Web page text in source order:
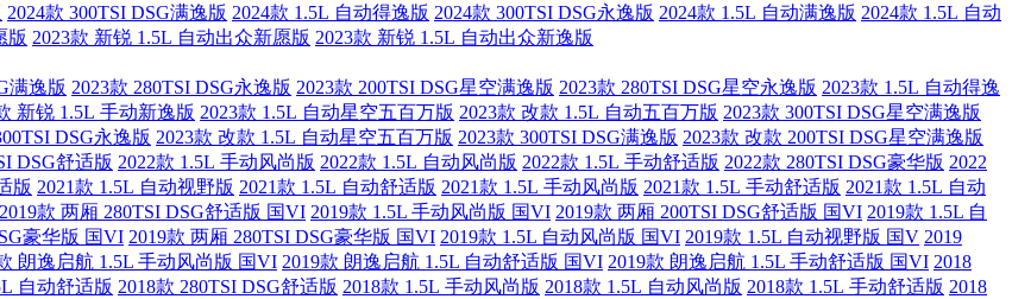
2024款 300TSI DSG满逸版 2024款 1.5L 自动得逸版 2024款 300TSI DSG永逸版 2024款 1.5L 自动满逸版 2024款 1.5L 自动
版 2023款 新锐 1.5L 自动出众新愿版 2023款 新锐 1.5L 自动出众新逸版
满逸版 2023款 280TSI DSG永逸版 2023款 200TSI DSG星空满逸版 2023款 280TSI DSG星空永逸版 2023款 1.5L 自动得逸
新锐 1.5L 手动新逸版 2023款 1.5L 自动星空五百万版 2023款 改款 1.5L 自动五百万版 2023款 300TSI DSG星空满逸版
DSG永逸版 2023款 改款 1.5L 自动星空五百万版 2023款 300TSI DSG满逸版 2023款 改款 200TSI DSG星空满逸版
DSG舒适版 2022款 1.5L 手动风尚版 2022款 1.5L 自动风尚版 2022款 1.5L 手动舒适版 2022款 280TSI DSG豪华版 2022
版 2021款 1.5L 自动视野版 2021款 1.5L 自动舒适版 2021款 1.5L 手动风尚版 2021款 1.5L 手动舒适版 2021款 1.5L 自动
2019款 两厢 280TSI DSG舒适版 国VI 2019款 1.5L 手动风尚版 国VI 2019款 两厢 200TSI DSG舒适版 国VI 2019款 1.5L 自
豪华版 国VI 2019款 两厢 280TSI DSG豪华版 国VI 2019款 1.5L 自动风尚版 国VI 2019款 1.5L 自动视野版 国V 2019
朗逸启航 1.5L 手动风尚版 国VI 2019款 朗逸启航 1.5L 自动舒适版 国VI 2019款 朗逸启航 1.5L 手动舒适版 国VI 2018
自动舒适版 2018款 280TSI DSG舒适版 2018款 1.5L 手动风尚版 2018款 1.5L 自动风尚版 2018款 1.5L 手动舒适版 2018